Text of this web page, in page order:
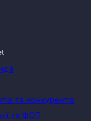
та конкурентів
та ФОП